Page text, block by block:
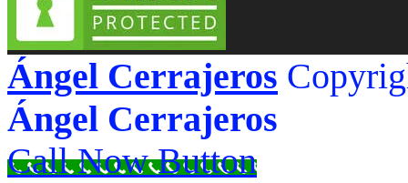
Ángel Cerrajeros
Ángel Cerrajeros
Call Now Button